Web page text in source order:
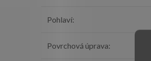
Pohlaví:
Povrchová úprava: